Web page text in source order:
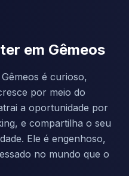
em Gêmeos
é curioso,
por meio do
a oportunidade por
e compartilha o seu
Ele é engenhoso,
no mundo que o